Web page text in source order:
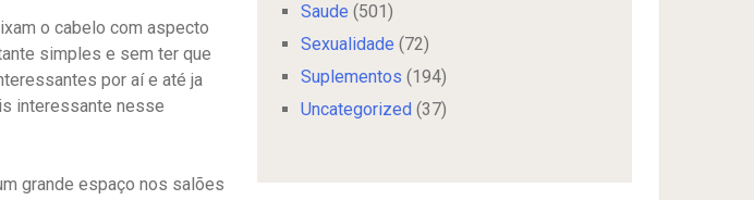
o cabelo com aspecto
simples e sem ter que
por aí e até ja
interessante nesse
grande espaço nos salões
Saude (501)
Sexualidade (72)
Suplementos (194)
Uncategorized (37)